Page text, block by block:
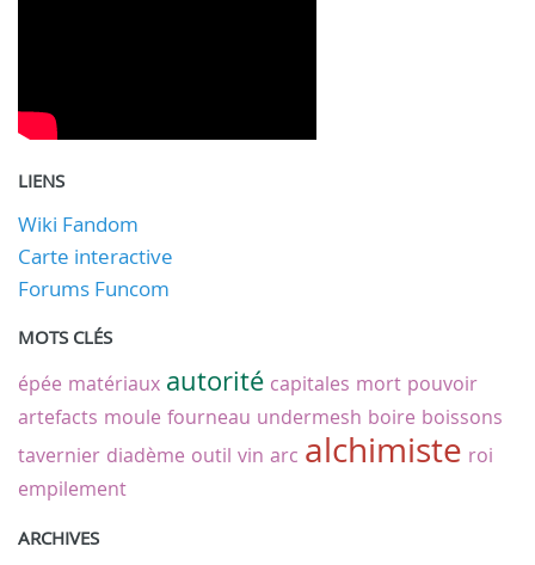
LIENS
Wiki Fandom
Carte interactive
Forums Funcom
MOTS CLÉS
épée matériaux autorité capitales mort pouvoir
artefacts moule fourneau undermesh boire boissons
tavernier diadème outil vin arc alchimiste roi
empilement
ARCHIVES